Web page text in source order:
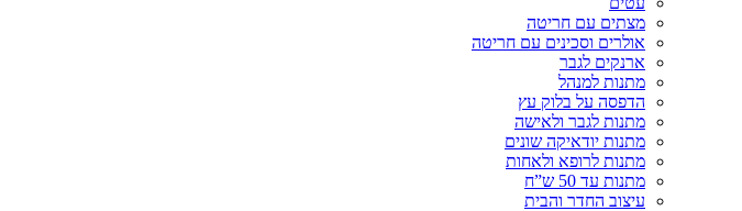
מצתים עם חריטה
אולרים וסכינים עם חריטה
ארנקים לגבר
מתנות למנהל
הדפסה על בלוק עץ
מתנות לגבר ולאישה
מתנות יודאיקה שונים
מתנות לרופא ולאחות
מתנות עד 50 ש”ח
עיצוב החדר והבית